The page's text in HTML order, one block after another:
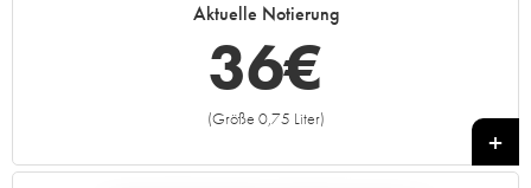
Aktuelle Notierung
36€
(Größe 0,75 Liter)
+